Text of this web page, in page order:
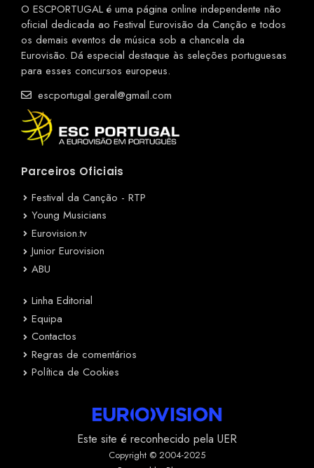
O ESCPORTUGAL é uma página online independente não
oficial dedicada ao Festival Eurovisão da Canção e todos
os demais eventos de música sob a chancela da
Eurovisão. Dá especial destaque às seleções portuguesas
para esses concursos europeus.
escportugal.geral@gmail.com
Parceiros Oficiais
Festival da Canção - RTP
Young Musicians
Eurovision.tv
Junior Eurovision
ABU
Linha Editorial
Equipa
Contactos
Regras de comentários
Política de Cookies
Este site é reconhecido pela UER
Copyright © 2004-2025